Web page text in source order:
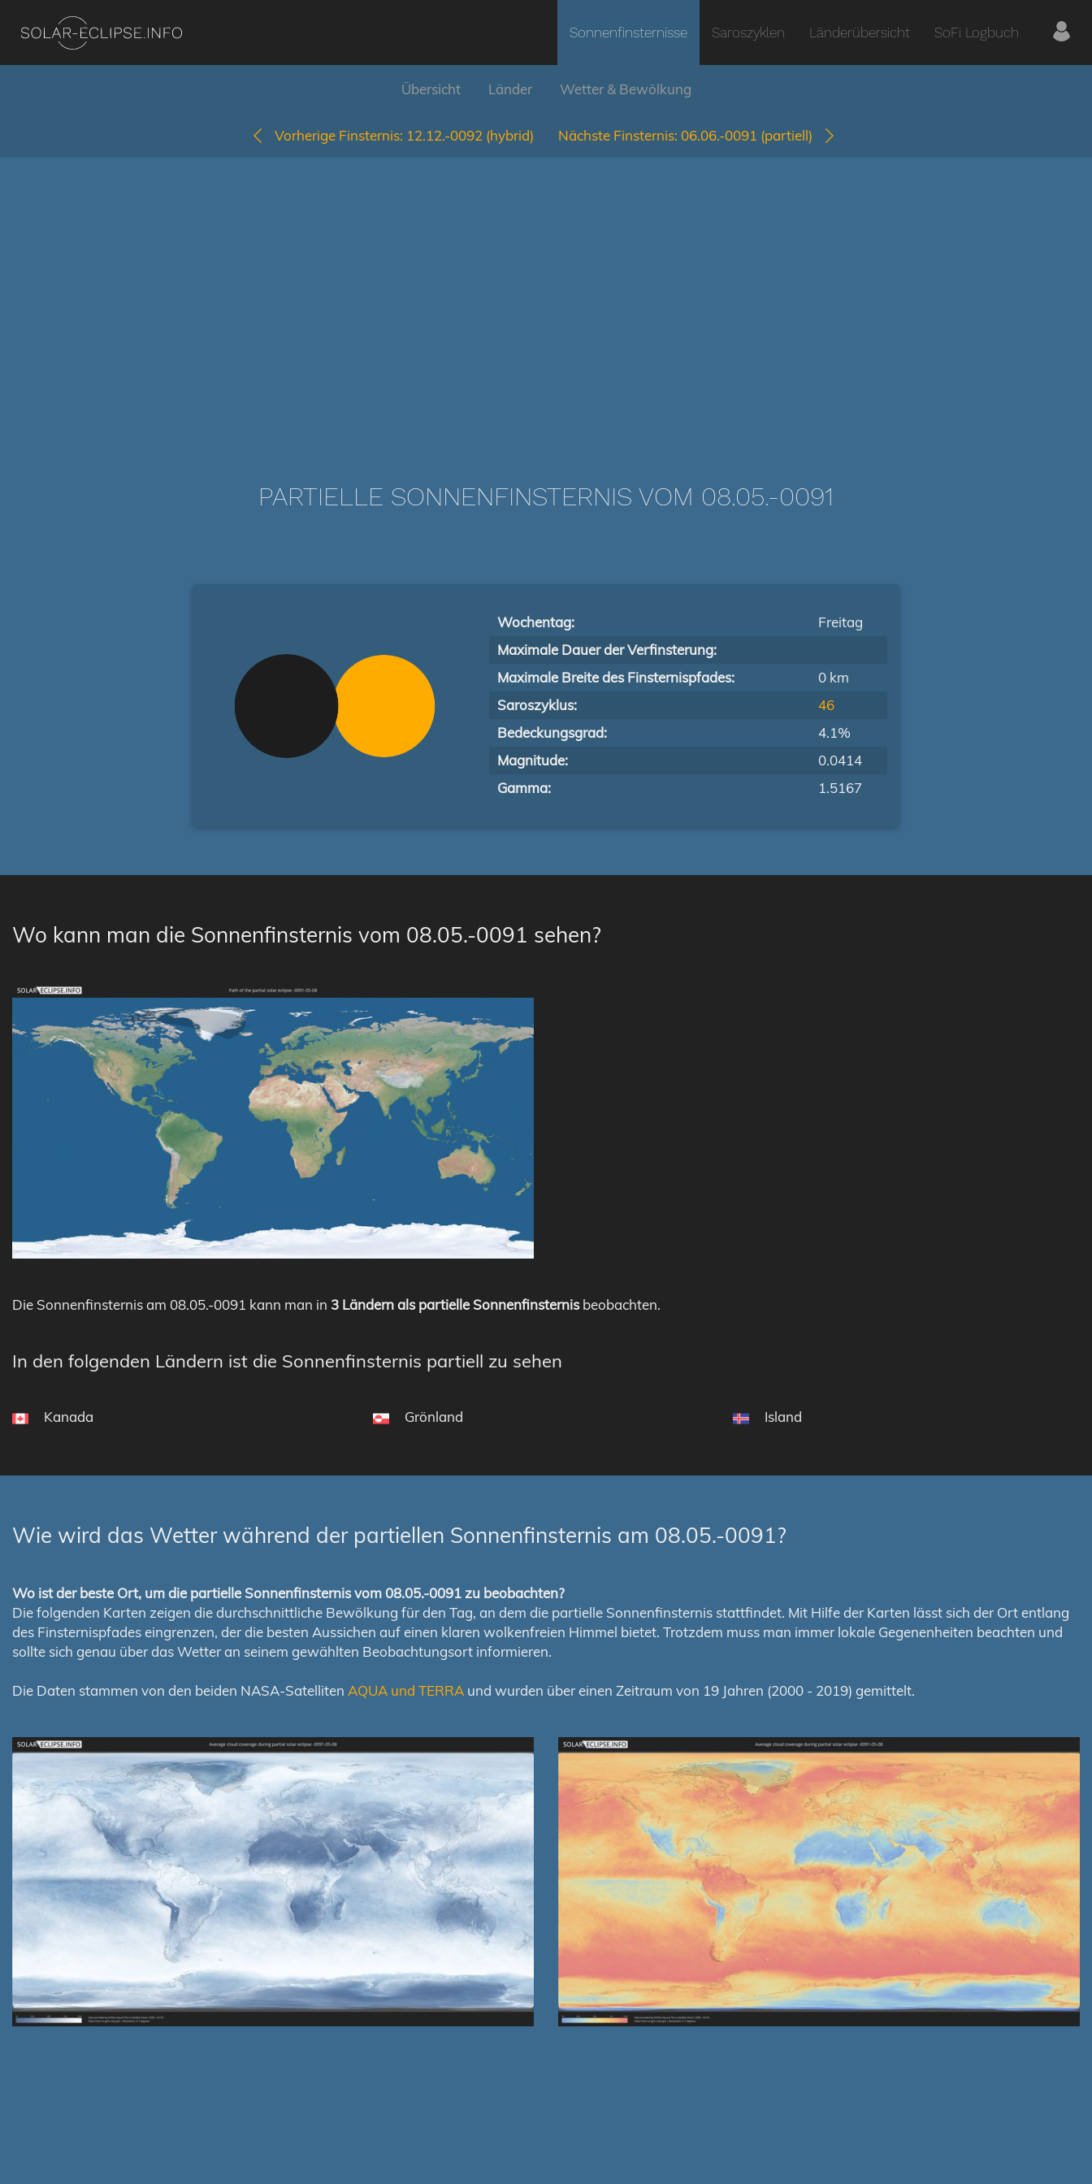
Sonnenfinsternisse Saroszyklen Länderübersicht SoFi Logbuch
Übersicht Länder Wetter & Bewölkung
Vorherige Finsternis: 12.12.-0092 (hybrid) Nächste Finsternis: 06.06.-0091 (partiell)
PARTIELLE SONNENFINSTERNIS VOM 08.05.-0091
Wochentag:
Freitag
Maximale Dauer der Verfinsterung:
Maximale Breite des Finsternispfades:
0 km
Saroszyklus:
46
Bedeckungsgrad:
4.1%
Magnitude:
0.0414
Gamma:
1.5167
Wo kann man die Sonnenfinsternis vom 08.05.-0091 sehen?
Die Sonnenfinsternis am 08.05.-0091 kann man in 3 Ländern als partielle Sonnenfinsternisbeobachten.
In den folgenden Ländern ist die Sonnenfinsternis partiell zu sehen
Kanada Grönland Island
Wie wird das Wetter während der partiellen Sonnenfinsternis am 08.05.-0091?
Wo ist der beste Ort, um die partielle Sonnenfinsternis vom 08.05.-0091 zu beobachten?
Die folgenden Karten zeigen die durchschnittliche Bewölkung für den Tag, an dem die partielle Sonnenfinsternis stattfindet. Mit Hilfe der Karten lässt sich der Ort entlang
des Finsternispfades eingrenzen, der die besten Aussichen auf einen klaren wolkenfreien Himmel bietet. Trotzdem muss man immer lokale Gegenenheiten beachten und
sollte sich genau über das Wetter an seinem gewählten Beobachtungsort informieren.
Die Daten stammen von den beiden NASA-Satelliten AQUA und TERRA und wurden über einen Zeitraum von 19 Jahren (2000 - 2019) gemittelt.